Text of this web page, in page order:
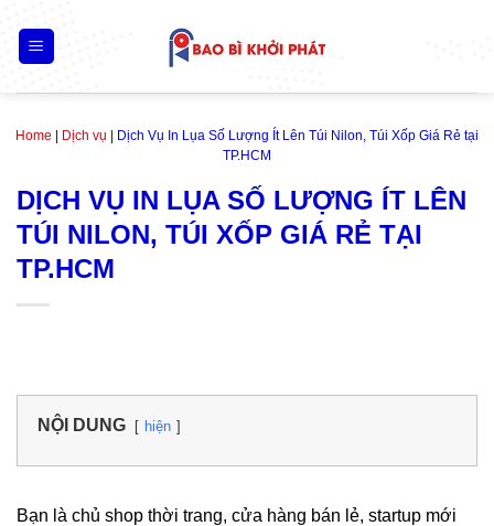
content
Home Dịch vụ
Dịch Vụ In Lụa Số Lượng Ít Lên Túi Nilon, Túi Xốp Giá Rẻ tại
TP.HCM
DỊCH VỤ IN LỤA SỐ LƯỢNG ÍT LÊN
TÚI NILON, TÚI XỐP GIÁ RẺ TẠI
TP.HCM
NỘI DUNG hiện
Bạn là chủ shop thời trang, cửa hàng bán lẻ, startup mới